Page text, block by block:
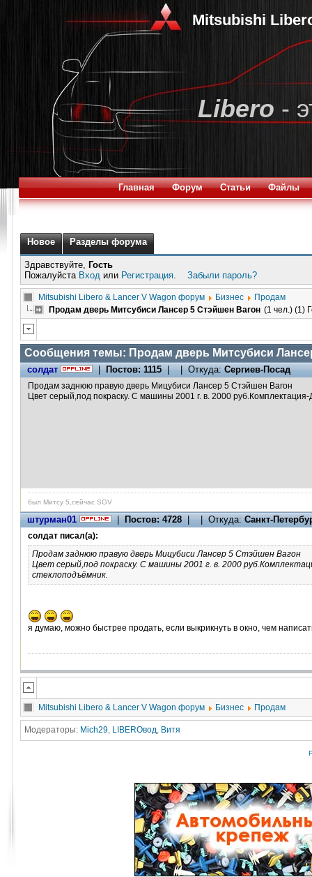
Mitsubishi
Libero -
Главная Форум Статьи Файлы
Новое Разделы форума
Здравствуйте, Гость
Пожалуйста Вход или Регистрация. Забыли пароль?
Mitsubishi Libero & Lancer V Wagon форум Бизнес
Продам
Продам дверь Митсубиси Лансер 5 Стэйшен Вагон (1 чел.) (1)
Сообщения темы: Продам дверь Митсубиси
солдат |Постов: 1115| | Откуда:Сергиев-Посад
Продам заднюю правую дверь Мицубиси Лансер 5 Стэйшен Вагон
Цвет серый,под покраску. С машины 2001 г. в. 2000
был Митсу 5,сейчас SGV
штурман01 |Постов: 4728| | Откуда:Санкт-
солдат писал(а):
Продам заднюю правую дверь Мицубиси Лансер 5 Стэйшен Вагон
Цвет серый,под покраску. С машины 2001 г. в. 2000
стеклоподъёмник.
я думаю, можно быстрее продать, если выкрикнуть в окно, чем
Mitsubishi Libero & Lancer V Wagon форум Бизнес Продам
Модераторы: Mich29, LIBEROвод, Витя